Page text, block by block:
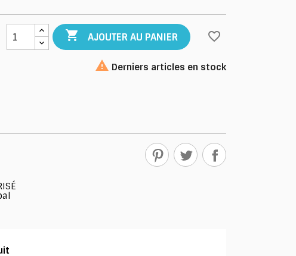
 AJOUTER AU PANIER favorite_border
 Derniers articles en stock